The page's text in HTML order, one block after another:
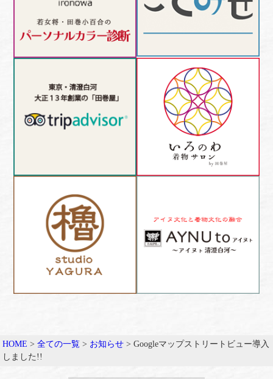
HOME >全ての一覧 > お知らせ >Googleマップストリートビュー導入
しました!!